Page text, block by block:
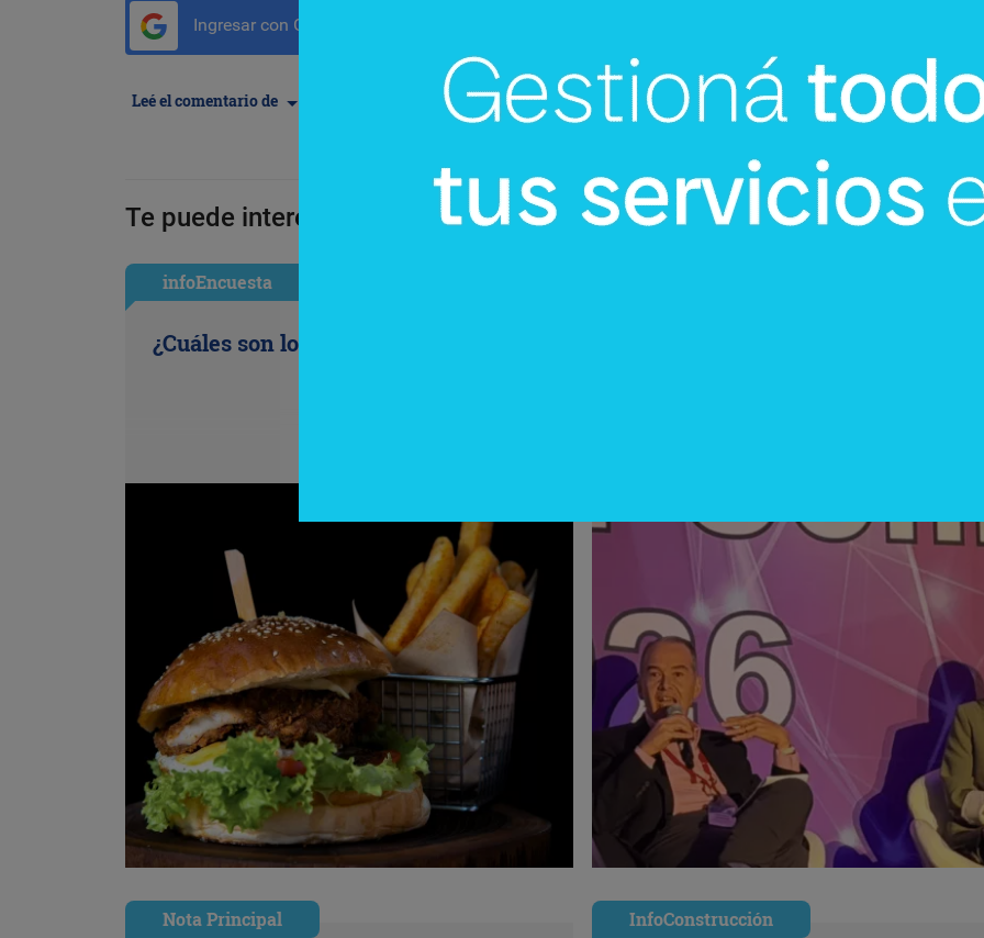
Ingresar con Google
Leé el comentario de
Te puede interesar:
infoEncuesta
¿Cuáles son los antojos de la oficina?
Nota Principal InfoConstrucción